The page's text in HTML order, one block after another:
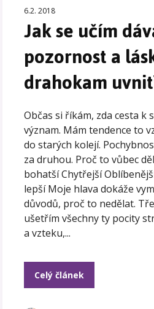
6.2. 2018
Jak se učím
pozornost a
drahokam
Občas si říkám, zda cesta k
význam. Mám tendence to
do starých kolejí.
za druhou. Proč to vůbec
bohatší Chytřejší
lepší Moje hlava dokáže
důvodů, proč to nedělat.
ušetřím všechny ty pocity
a vzteku,...
Celý článek